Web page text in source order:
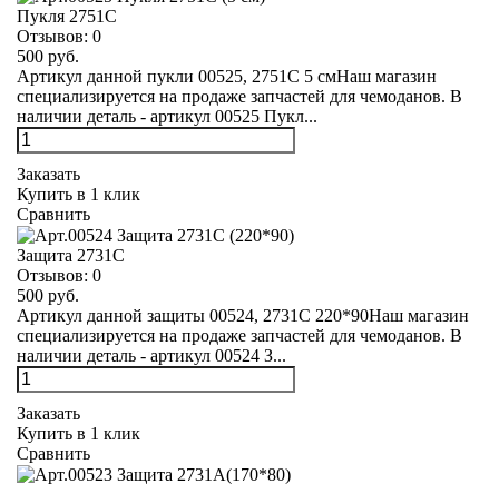
Пукля 2751С
Отзывов: 0
500 руб.
Артикул данной пукли 00525, 2751С 5 смНаш магазин
специализируется на продаже запчастей для чемоданов. В
наличии деталь - артикул 00525 Пукл...
Заказать
Купить в 1 клик
Сравнить
Защита 2731С
Отзывов: 0
500 руб.
Артикул данной защиты 00524, 2731С 220*90Наш магазин
специализируется на продаже запчастей для чемоданов. В
наличии деталь - артикул 00524 З...
Заказать
Купить в 1 клик
Сравнить